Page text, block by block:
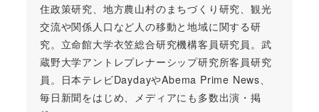
住政策研究、地方農山村のまちづくり研究、観光
交流や関係人口など人の移動と地域に関する研
究。立命館大学衣笠総合研究機構客員研究員。武
蔵野大学アントレプレナーシップ研究所客員研究
員。日本テレビDaydayやAbema Prime News、
毎日新聞をはじめ、メディアにも多数出演・掲